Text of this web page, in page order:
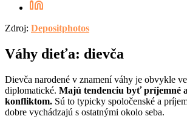
Zdroj: Depositphotos
Váhy dieťa: dievča
Dievča narodené v znamení váhy je obvykle
diplomatické. Majú tendenciu byť príjemné
konfliktom. Sú to typicky spoločenské a
dobre vychádzajú s ostatnými okolo seba.